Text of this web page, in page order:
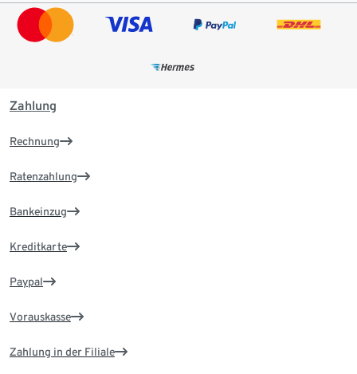
Zahlung
Rechnung
Ratenzahlung
Bankeinzug
Kreditkarte
Paypal
Vorauskasse
Zahlung in der Filiale